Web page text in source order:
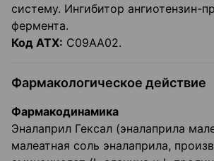
систему. Ингибитор ангиотензин-
фермента.
Код АТХ: С09АА02.
Фармакологическое действие
Фармакодинамика
Эналаприл Гексал (эналаприла
малеатная соль эналаприла,